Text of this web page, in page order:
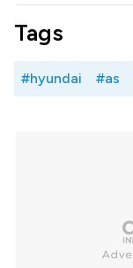
Tags
#hyundai #as